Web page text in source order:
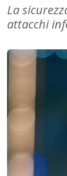
La
attacchi